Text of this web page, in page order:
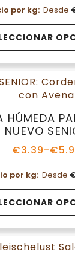
por kg: Desde
HÚMEDA
NUEVO
€3.39-€
por kg: Desde